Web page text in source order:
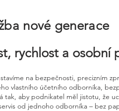
nové generace
rychlost a
na bezpečnosti, precizním
vlastního účetního odborníka,
tak, aby podnikatel měl jistotu, že
od jednoho odborníka – bez